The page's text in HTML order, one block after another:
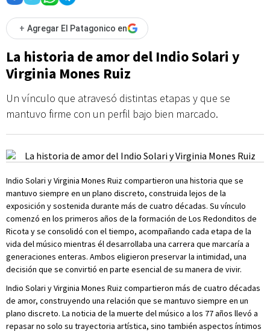
+ Agregar El Patagonico en
La historia de amor del Indio Solari y
Virginia Mones Ruiz
Un vínculo que atravesó distintas etapas y que se
mantuvo firme con un perfil bajo bien marcado.
Indio Solari y Virginia Mones Ruiz compartieron una historia que se
mantuvo siempre en un plano discreto, construida lejos de la
exposición y sostenida durante más de cuatro décadas. Su vínculo
comenzó en los primeros años de la formación de Los Redonditos de
Ricota y se consolidó con el tiempo, acompañando cada etapa de la
vida del músico mientras él desarrollaba una carrera que marcaría a
generaciones enteras. Ambos eligieron preservar la intimidad, una
decisión que se convirtió en parte esencial de su manera de vivir.
Indio Solari y Virginia Mones Ruiz compartieron más de cuatro décadas
de amor, construyendo una relación que se mantuvo siempre en un
plano discreto. La noticia de la muerte del músico a los 77 años llevó a
repasar no solo su trayectoria artística, sino también aspectos íntimos